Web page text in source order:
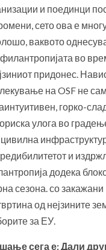
и поединци
сето ова е
ваквото
во
придонес.
на OSF не
горко-
улога во
и
додека
сезона. со закажани
од нејзините
за ЕУ.
сега е: Дали